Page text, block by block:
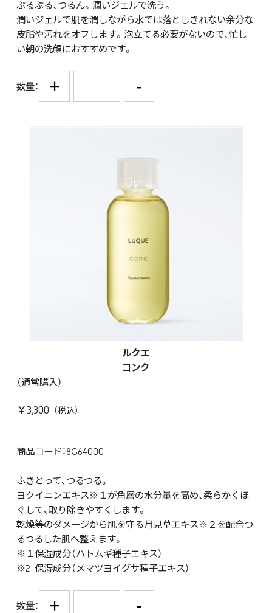
ぷるぷる、つるん。潤いジェルで洗う。
潤いジェルで肌を潤しながら水では落としきれない余分な
皮脂や汚れをオフします。泡立てる必要がないので、忙し
い朝の洗顔におすすめです。
数量： + -
ルクエ
コンク
（通常購入）
￥3,300
商品コード：8G64000
ふきとって、つるつる。
ヨクイニンエキス※１が角層の水分量を高め、柔らかくほ
ぐして、取り除きやすくします。
乾燥等のダメージから肌を守る月見草エキス※２を配合つ
るつるした肌へ整えます。
※１保湿成分（ハトムギ種子エキス）
※2 保湿成分（メマツヨイグサ種子エキス）
数量： + -